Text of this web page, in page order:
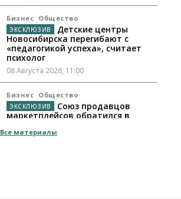
Бизнес Общество
Детские центры
Новосибирска перегибают с
«педагогикой успеха», считает
психолог
08 Августа 2026, 11:00
Бизнес Общество
Союз продавцов
маркетплейсов обратился в
WB
Все материалы